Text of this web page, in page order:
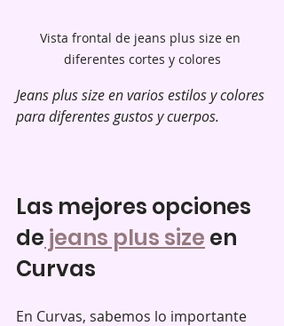
Vista frontal de jeans plus size en
diferentes cortes y colores
Jeans plus size en varios estilos y colores
para diferentes gustos y cuerpos.
Las mejores opciones
de jeans plus size en
Curvas
En Curvas, sabemos lo importante